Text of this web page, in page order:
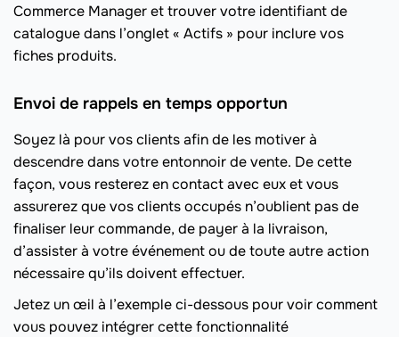
Commerce Manager et trouver votre identifiant de
catalogue dans l’onglet « Actifs » pour inclure vos
fiches produits.
Envoi de rappels en temps opportun
Soyez là pour vos clients afin de les motiver à
descendre dans votre entonnoir de vente. De cette
façon, vous resterez en contact avec eux et vous
assurerez que vos clients occupés n’oublient pas de
finaliser leur commande, de payer à la livraison,
d’assister à votre événement ou de toute autre action
nécessaire qu’ils doivent effectuer.
Jetez un œil à l’exemple ci-dessous pour voir comment
vous pouvez intégrer cette fonctionnalité